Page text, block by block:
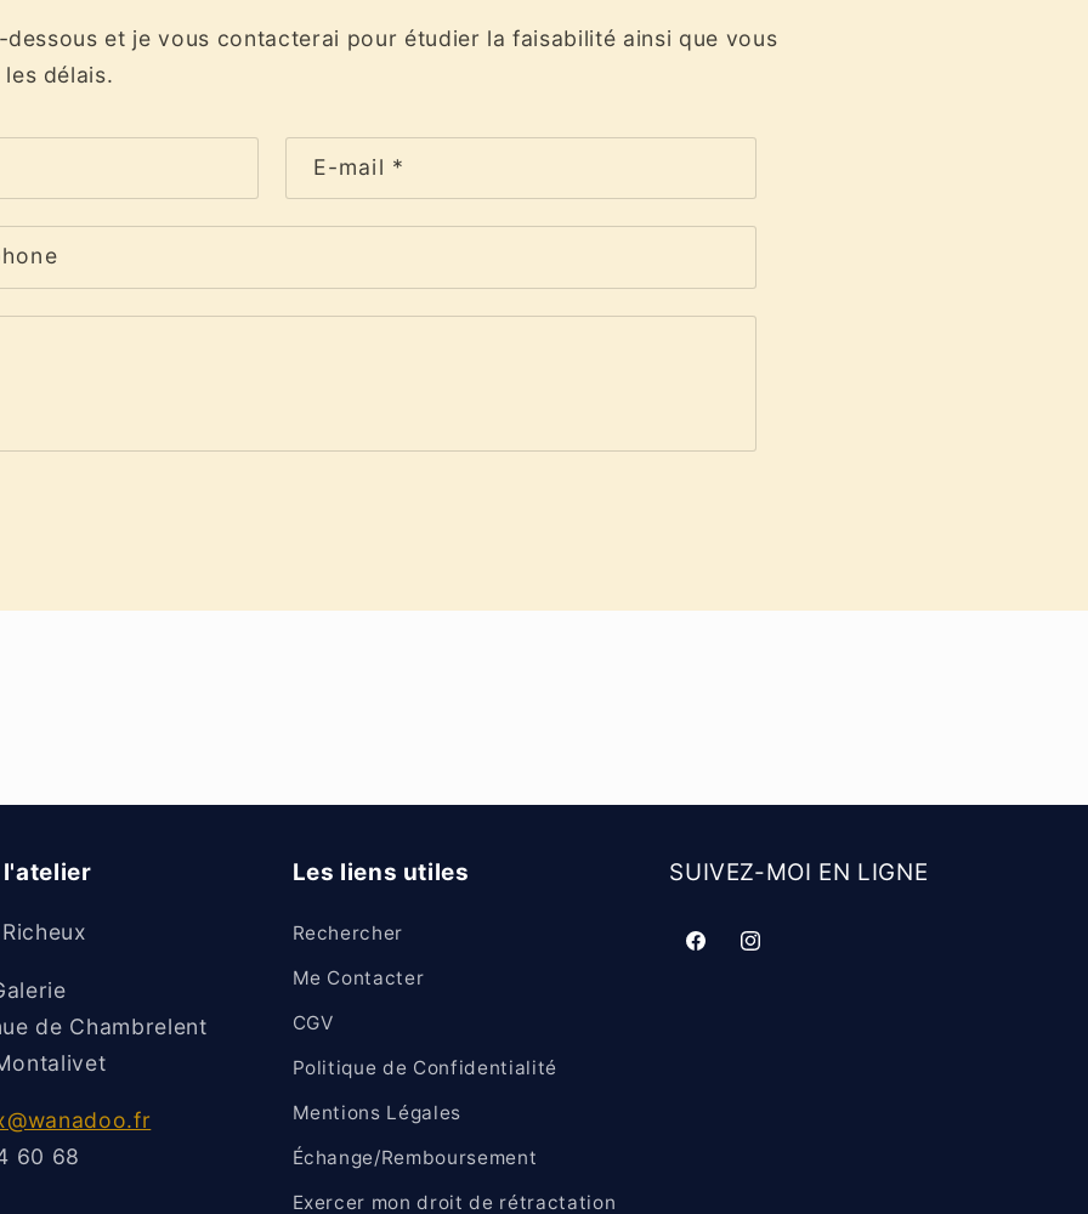
et je vous contacterai pour étudier la faisabilité ainsi que vous
délais.
E-mail *
de Chambrelent
60 68
Les liens utiles
Rechercher
Me Contacter
CGV
Politique de Confidentialité
Mentions Légales
Échange/Remboursement
Exercer mon droit de rétractation
SUIVEZ-MOI EN LIGNE
FacebookInstagram